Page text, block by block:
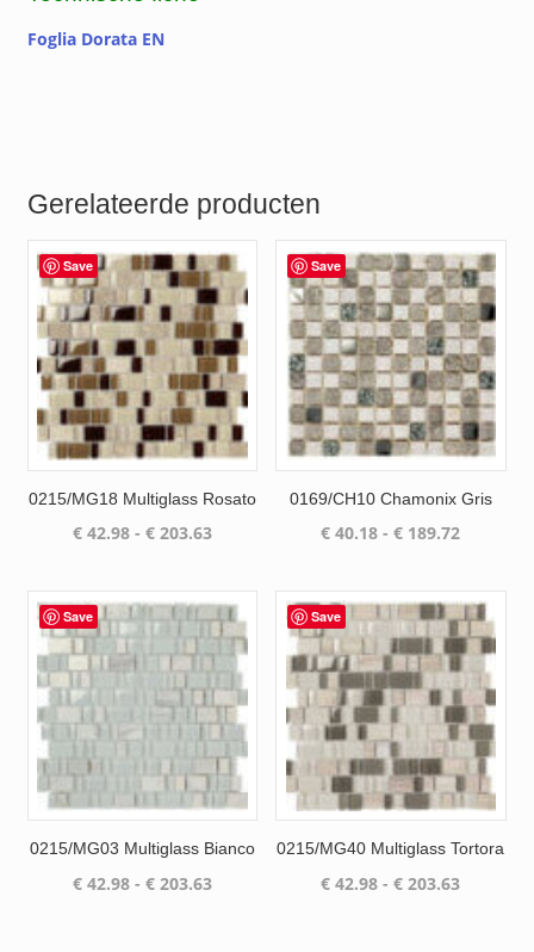
Foglia Dorata EN
Gerelateerde producten
Save
0215/MG18 Multiglass Rosato
€42.98 - €203.63Prijsklasse:
€ 203.63
Save
0169/CH10 Chamonix Gris
€ 40.18 - € 189.72
€ 189.72
Save
0215/MG03 Multiglass Bianco
€42.98 - €203.63Prijsklasse:
Save
0215/MG40 Multiglass Tortora
€ 42.98 - € 203.63